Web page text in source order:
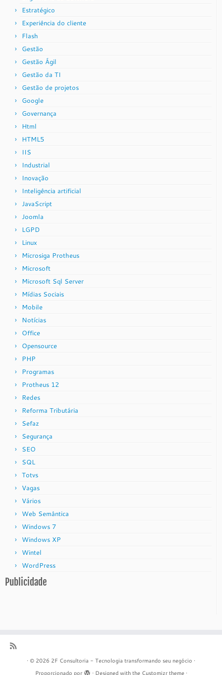
Estratégico
Experiência do cliente
Flash
Gestão
Gestão Ágil
Gestão da TI
Gestão de projetos
Google
Governança
Html
HTML5
IIS
Industrial
Inovação
Inteligência artificial
JavaScript
Joomla
LGPD
Linux
Microsiga Protheus
Microsoft
Microsoft Sql Server
Mídias Sociais
Mobile
Notícias
Office
Opensource
PHP
Programas
Protheus 12
Redes
Reforma Tributária
Sefaz
Segurança
SEO
SQL
Totvs
Vagas
Vários
Web Semântica
Windows 7
Windows XP
Wintel
WordPress
Publicidade
· © 2026 2F Consultoria - Tecnologia transformando seu negócio ·
Proporcionado por
· Designed with the Customizr theme·